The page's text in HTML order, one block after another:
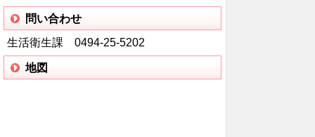
問い合わせ
生活衛生課 0494-25-5202
地図